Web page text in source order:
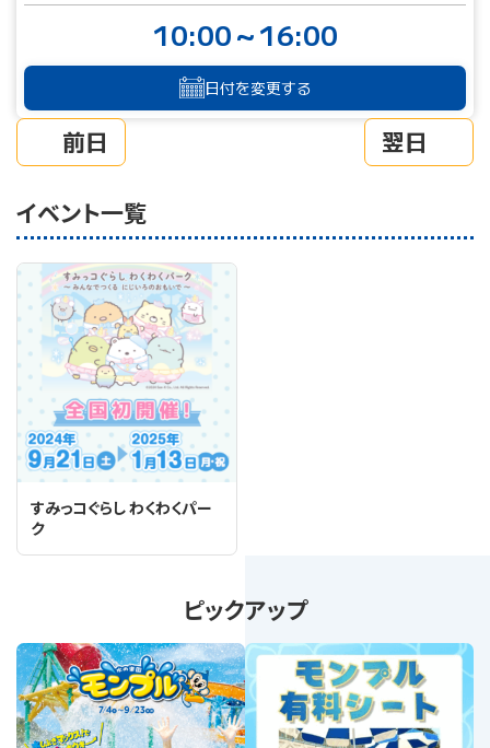
前日
10:00～16:00
日付を変更する
翌日
イベント一覧
すみっコぐらし わくわくパー
ク
ピックアップ